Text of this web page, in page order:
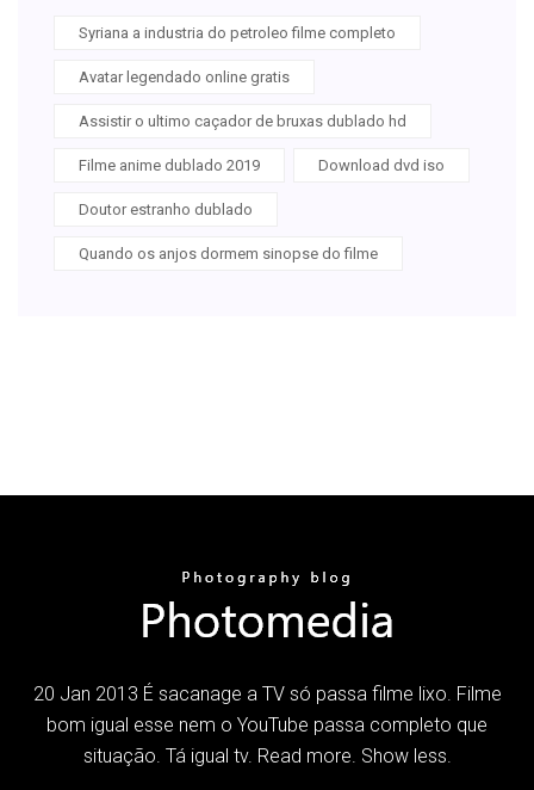
Syriana a industria do petroleo filme completo
Avatar legendado online gratis
Assistir o ultimo caçador de bruxas dublado hd
Filme anime dublado 2019 Download dvd iso
Doutor estranho dublado
Quando os anjos dormem sinopse do filme
20 Jan 2013 É sacanage a TV só passa filme lixo. Filme
bom igual esse nem o YouTube passa completo que
situação. Tá igual tv. Read more. Show less.